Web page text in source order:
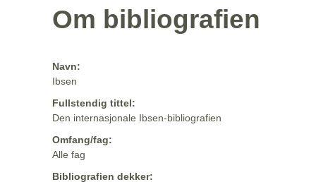
Om bibliografien
Navn:
Ibsen
Fullstendig tittel:
Den internasjonale Ibsen-bibliografien
Omfang/fag:
Alle fag
Bibliografien dekker: